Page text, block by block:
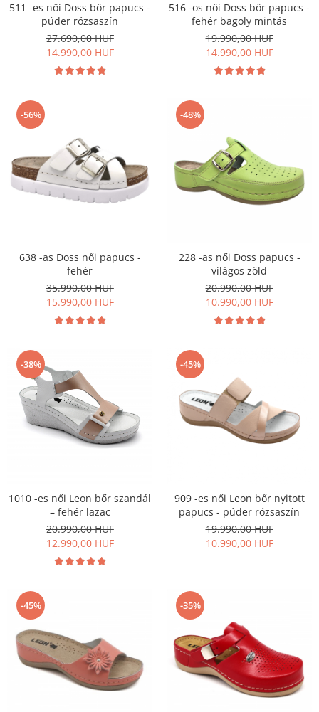
511 -es női Doss bőr papucs -
púder rózsaszín
27.690,00 HUF
14.990,00 HUF
516 -os női Doss bőr papucs -
fehér bagoly mintás
19.990,00 HUF
14.990,00 HUF
-56%
638 -as Doss női papucs -
fehér
35.990,00 HUF
15.990,00 HUF
-48%
228 -as női Doss papucs -
világos zöld
20.990,00 HUF
10.990,00 HUF
-38%
1010 -es női Leon bőr szandál
– fehér lazac
20.990,00 HUF
12.990,00 HUF
-45%
909 -es női Leon bőr nyitott
papucs - púder rózsaszín
19.990,00 HUF
10.990,00 HUF
-45% -35%